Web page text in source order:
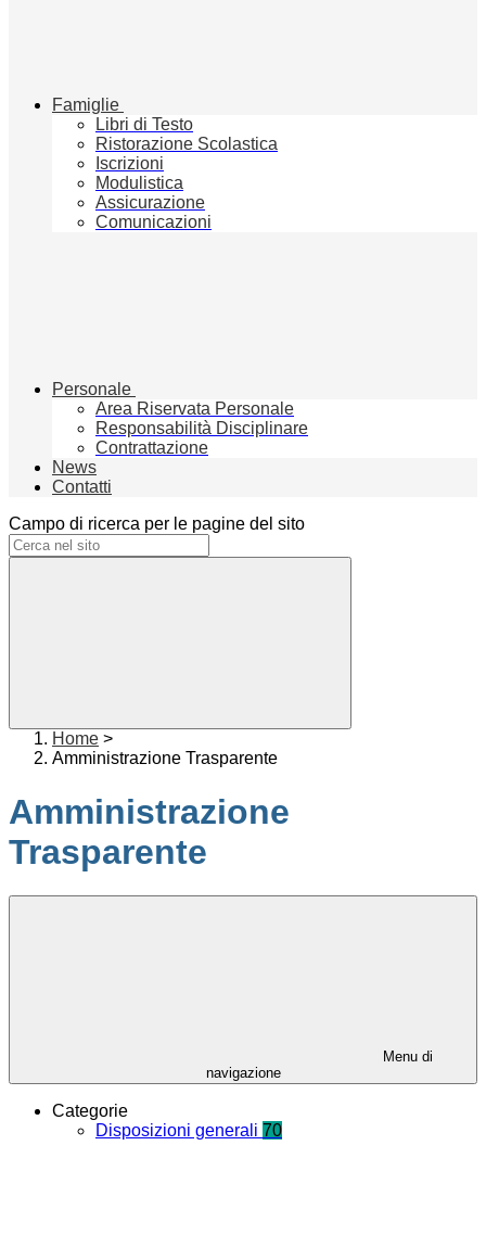
Famiglie
Libri di Testo
Ristorazione Scolastica
Iscrizioni
Modulistica
Assicurazione
Comunicazioni
Personale
Area Riservata Personale
Responsabilità Disciplinare
Contrattazione
News
Contatti
Campo di ricerca per le pagine del sito
Home >
Amministrazione Trasparente
Amministrazione
Trasparente
Menu di
navigazione
Categorie
Disposizioni generali 70